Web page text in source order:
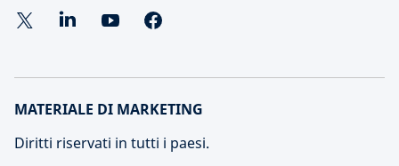
MATERIALE DI MARKETING
Diritti riservati in tutti i paesi.